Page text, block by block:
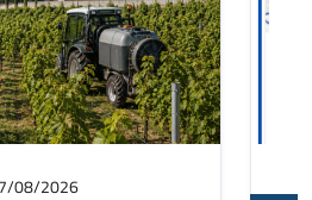
08/2026